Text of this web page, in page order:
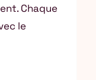
Chaque
le